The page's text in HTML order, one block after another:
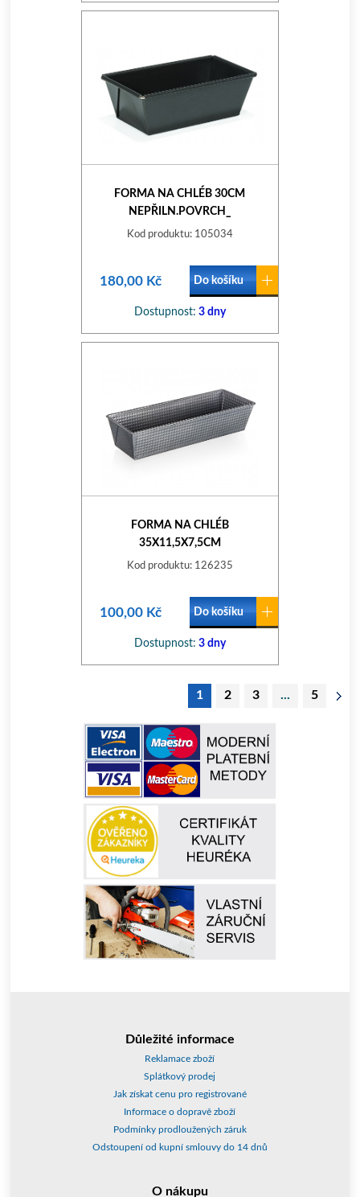
FORMA NA CHLÉB 30CM
NEPŘILN.POVRCH_
Kod produktu: 105034
180,00 Kč Do košíku
Dostupnost: 3 dny
FORMA NA CHLÉB
35X11,5X7,5CM
NEPŘILN.POVRCH CULINARIA
Kod produktu: 126235
100,00 Kč Do košíku
Dostupnost: 3 dny
1 2 3 ... 5
Důležité informace
Reklamace zboží
Splátkový prodej
Jak získat cenu pro registrované
Informace o dopravě zboží
Podmínky prodloužených záruk
Odstoupení od kupní smlouvy do 14 dnů
O nákupu